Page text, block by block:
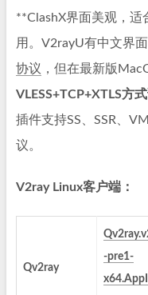
**ClashX界面美观，适
用。V2rayU有中文界
协议 ，但在最新版
VLESS+TCP+XTLS方
插件支持SS、SSR、
议。
V2ray Linux客户端：
Qv2ray
-pre1-